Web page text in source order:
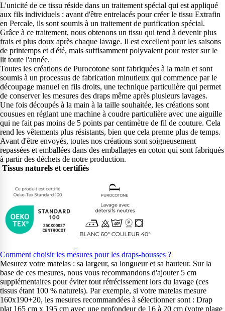
L'unicité de ce tissu réside dans un traitement spécial qui est appliqué
aux fils individuels : avant d'être entrelacés pour créer le tissu Extrafin
en Percale, ils sont soumis à un traitement de purification spécial.
Grâce à ce traitement, nous obtenons un tissu qui tend à devenir plus
frais et plus doux après chaque lavage. Il est excellent pour les saisons
de printemps et d'été, mais suffisamment polyvalent pour rester sur le
lit toute l'année.
Toutes les créations de Purocotone sont fabriquées à la main et sont
soumis à un processus de fabrication minutieux qui commence par le
découpage manuel en fils droits, une technique particulière qui permet
de conserver les mesures des draps même après plusieurs lavages.
Une fois découpés à la main à la taille souhaitée, les créations sont
cousues en réglant une machine à coudre particulière avec une aiguille
qui ne fait pas moins de 5 points par centimètre de fil de couture. Cela
rend les vêtements plus résistants, bien que cela prenne plus de temps.
Avant d'être envoyés, toutes nos créations sont soigneusement
repassées et emballées dans des emballages en coton qui sont fabriqués
à partir des déchets de notre production.
Tissus naturels et certifiés
Comment choisir les mesures pour les draps-housses ?
Mesurez votre matelas : sa largeur, sa longueur et sa hauteur. Sur la
base de ces mesures, nous vous recommandons d'ajouter 5 cm
supplémentaires pour éviter tout rétrécissement lors du lavage (ces
tissus étant 100 % naturels). Par exemple, si votre matelas mesure
160x190+20, les mesures recommandées à sélectionner sont : Drap
plat 165 cm x 195 cm avec une profondeur de 16 à 20 cm (votre plage